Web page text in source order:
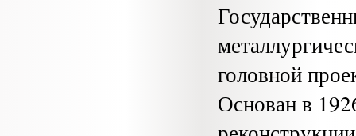
головной
Основан в